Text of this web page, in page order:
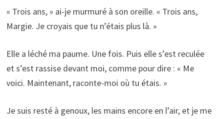
« Trois ans, » ai-je murmuré à son oreille. « Trois ans,
Margie. Je croyais que tu n’étais plus là. »
Elle a léché ma paume. Une fois. Puis elle s’est reculée
et s’est rassise devant moi, comme pour dire : « Me
voici. Maintenant, raconte-moi où tu étais. »
Je suis resté à genoux, les mains encore en l’air, et je me